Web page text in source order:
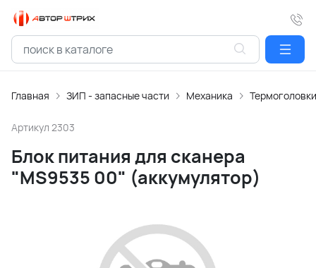
Главная ЗИП - запасные части Механика Термоголовки
Артикул 2303
Блок питания для сканера
"MS9535 00" (аккумулятор)